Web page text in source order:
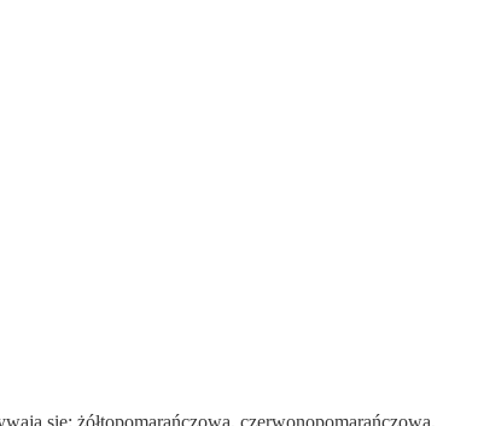
się: żółtopomarańczowa, czerwonopomarańczowa,